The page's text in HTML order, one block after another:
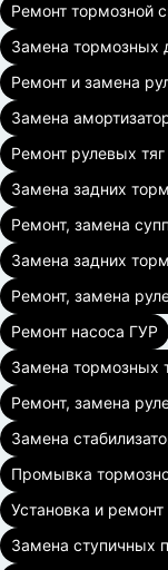
Ремонт тормозной
Замена тормозных
Ремонт и замена
Замена
Ремонт рулевых
Замена задних
Ремонт, замена
Замена задних
Ремонт, замена
Ремонт насоса ГУР
Замена тормозных
Ремонт, замена
Замена
Промывка
Установка и
Замена ступичных